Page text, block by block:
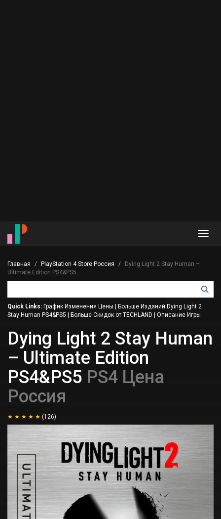
Главная PlayStation 4 Store Россия
Dying Light 2 Stay Human –
Ultimate Edition PS4&PS5
Quick Links: График Изменения Цены
Больше Изданий Dying Light 2
Stay Human PS4&PS5
Больше Скидок от TECHLAND Описание Игры
Dying Light 2 Stay Human
– Ultimate Edition
PS4&PS5 PS4 Цена
Россия
(126)